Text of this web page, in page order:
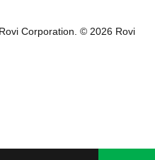
Corporation. ©2026 Rovi